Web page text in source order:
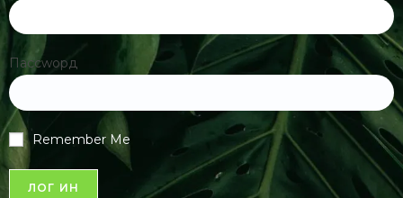
Пассwорд
Remember Me